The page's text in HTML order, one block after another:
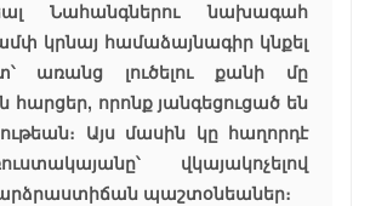
Նահանգներու նախագահ
կրնայ համաձայնագիր կնքել
առանց լուծելու քանի մը
հարցեր, որոնք յանգեցուցած են
Այս մասին կը հաղորդէ
վկայակոչելով
պաշտօնեաներ։